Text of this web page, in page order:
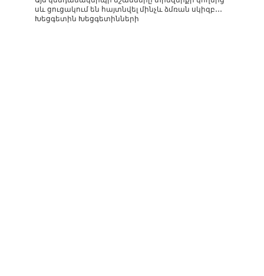
սև ցուցակում են հայտնվել մինչև ձմռան սկիզբ․․․
Խեցգետին Խեցգետինների